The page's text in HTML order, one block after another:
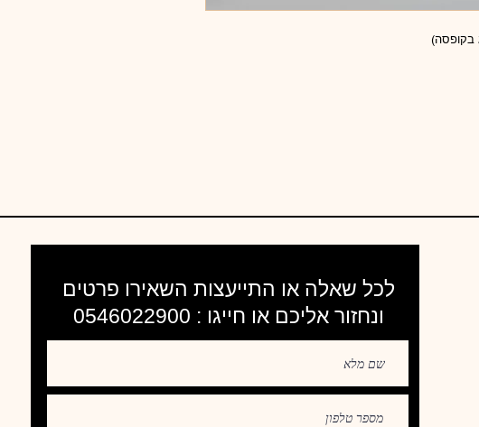
לכל שאלה או התייעצות השאירו פרטים
ונחזור אליכם או חייגו : 0546022900